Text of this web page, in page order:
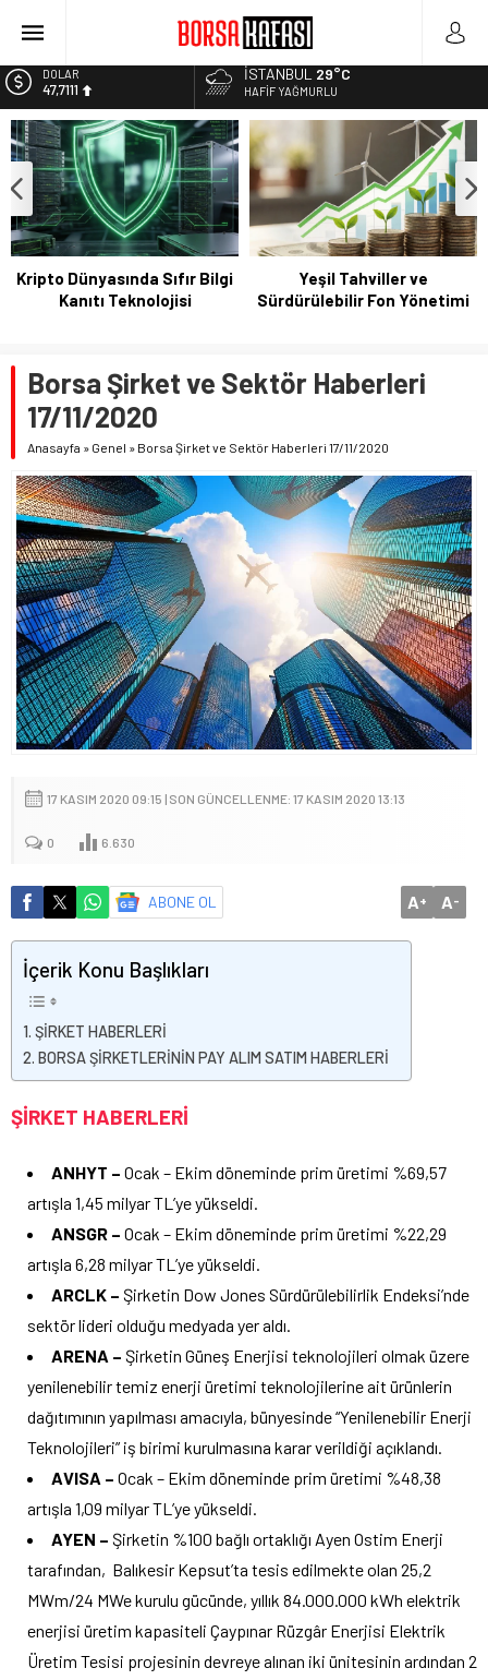
Bitcoin Halving Sonrası Kripto Para Piyasası
Borsa Bugün Ne Olur? 04/08/2023
Kayseri Şeker Fabrika İnşaatının Temelini Atıyor
Haftanın En Çok Kazandıran Yatırım Aracı
DOLAR
47,7111
EURO
55,1881
ALTIN
6.660,55
BİST
13.779,39
İSTANBUL 29°C
HAFIF YAĞMURLU
Kripto Dünyasında Sıfır Bilgi
Kanıtı Teknolojisi
Yeşil Tahviller ve
Sürdürülebilir Fon Yönetimi
Borsa Şirket ve Sektör Haberleri
17/11/2020
Anasayfa » Genel » Borsa Şirket ve Sektör Haberleri 17/11/2020
17 KASIM 2020 09:15 | SON GÜNCELLENME: 17 KASIM 2020 13:13
0 6.630
ABONE OL A+ A-
İçerik Konu Başlıkları
ŞİRKET HABERLERİ
BORSA ŞİRKETLERİNİN PAY ALIM SATIM HABERLERİ
ŞİRKET HABERLERİ
ANHYT – Ocak – Ekim döneminde prim üretimi %69,57
artışla 1,45 milyar TL’ye yükseldi.
ANSGR – Ocak – Ekim döneminde prim üretimi %22,29
artışla 6,28 milyar TL’ye yükseldi.
ARCLK – Şirketin Dow Jones Sürdürülebilirlik Endeksi’nde
sektör lideri olduğu medyada yer aldı.
ARENA – Şirketin Güneş Enerjisi teknolojileri olmak üzere
yenilenebilir temiz enerji üretimi teknolojilerine ait ürünlerin
dağıtımının yapılması amacıyla, bünyesinde “Yenilenebilir Enerji
Teknolojileri” iş birimi kurulmasına karar verildiği açıklandı.
AVISA – Ocak – Ekim döneminde prim üretimi %48,38
artışla 1,09 milyar TL’ye yükseldi.
AYEN – Şirketin %100 bağlı ortaklığı Ayen Ostim Enerji
tarafından, Balıkesir Kepsut’ta tesis edilmekte olan 25,2
MWm/24 MWe kurulu gücünde, yıllık 84.000.000 kWh elektrik
enerjisi üretim kapasiteli Çaypınar Rüzgâr Enerjisi Elektrik
Üretim Tesisi projesinin devreye alınan iki ünitesinin ardından 2